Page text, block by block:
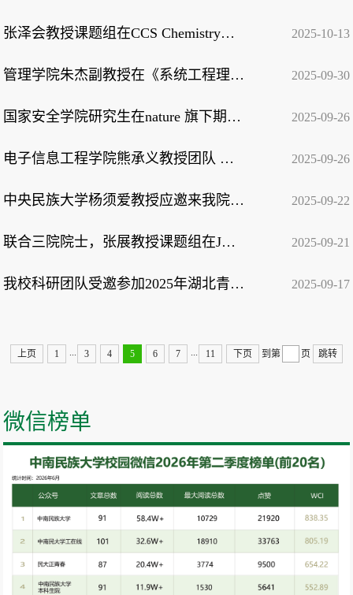
张泽会教授课题组在CCS Chemistry发表重要研究成果 2025-10-13
管理学院朱杰副教授在《系统工程理论与实践》期刊发表学术文章 2025-09-30
国家安全学院研究生在nature 旗下期刊发表研究成果 2025-09-26
电子信息工程学院熊承义教授团队 在国际遥感领域期刊IEEE TGRS发表新成果 2025-09-26
中央民族大学杨须爱教授应邀来我院开展讲座 2025-09-22
联合三院院士，张展教授课题组在JACS杂志发表文章 2025-09-21
我校科研团队受邀参加2025年湖北青年科技论坛 青年教师谢元艾获晨光托举工程A类资... 2025-09-17
上页 1 ... 3 4 5 6 7 ... 11 下页 到第 页 跳转
微信榜单